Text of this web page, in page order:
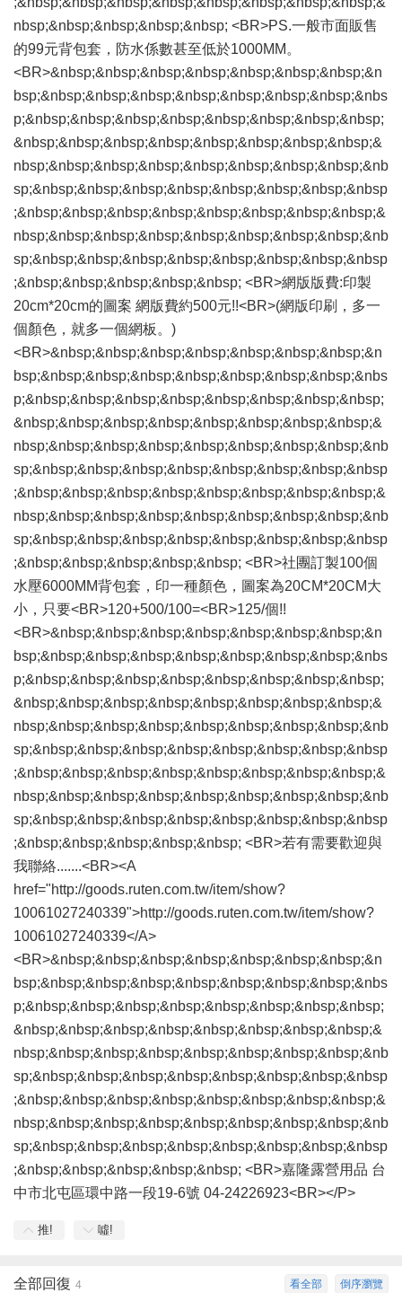
nbsp;&nbsp;&nbsp;&nbsp;&nbsp; <BR>PS.一般市面販售
的99元背包套，防水係數甚至低於1000MM。
<BR>&nbsp;&nbsp;&nbsp;&nbsp;&nbsp;&nbsp;&nbsp;&n
bsp;&nbsp;&nbsp;&nbsp;&nbsp;&nbsp;&nbsp;&nbsp;&nbs
p;&nbsp;&nbsp;&nbsp;&nbsp;&nbsp;&nbsp;&nbsp;&nbsp;
&nbsp;&nbsp;&nbsp;&nbsp;&nbsp;&nbsp;&nbsp;&nbsp;&
nbsp;&nbsp;&nbsp;&nbsp;&nbsp;&nbsp;&nbsp;&nbsp;&nb
sp;&nbsp;&nbsp;&nbsp;&nbsp;&nbsp;&nbsp;&nbsp;&nbsp
;&nbsp;&nbsp;&nbsp;&nbsp;&nbsp;&nbsp;&nbsp;&nbsp;&
nbsp;&nbsp;&nbsp;&nbsp;&nbsp;&nbsp;&nbsp;&nbsp;&nb
sp;&nbsp;&nbsp;&nbsp;&nbsp;&nbsp;&nbsp;&nbsp;&nbsp
;&nbsp;&nbsp;&nbsp;&nbsp;&nbsp; <BR>網版版費:印製
20cm*20cm的圖案 網版費約500元!!<BR>(網版印刷，多一
個顏色，就多一個網板。)
<BR>&nbsp;&nbsp;&nbsp;&nbsp;&nbsp;&nbsp;&nbsp;&n
bsp;&nbsp;&nbsp;&nbsp;&nbsp;&nbsp;&nbsp;&nbsp;&nbs
p;&nbsp;&nbsp;&nbsp;&nbsp;&nbsp;&nbsp;&nbsp;&nbsp;
&nbsp;&nbsp;&nbsp;&nbsp;&nbsp;&nbsp;&nbsp;&nbsp;&
nbsp;&nbsp;&nbsp;&nbsp;&nbsp;&nbsp;&nbsp;&nbsp;&nb
sp;&nbsp;&nbsp;&nbsp;&nbsp;&nbsp;&nbsp;&nbsp;&nbsp
;&nbsp;&nbsp;&nbsp;&nbsp;&nbsp;&nbsp;&nbsp;&nbsp;&
nbsp;&nbsp;&nbsp;&nbsp;&nbsp;&nbsp;&nbsp;&nbsp;&nb
sp;&nbsp;&nbsp;&nbsp;&nbsp;&nbsp;&nbsp;&nbsp;&nbsp
;&nbsp;&nbsp;&nbsp;&nbsp;&nbsp; <BR>社團訂製100個
水壓6000MM背包套，印一種顏色，圖案為20CM*20CM大
小，只要<BR>120+500/100=<BR>125/個!!
<BR>&nbsp;&nbsp;&nbsp;&nbsp;&nbsp;&nbsp;&nbsp;&n
bsp;&nbsp;&nbsp;&nbsp;&nbsp;&nbsp;&nbsp;&nbsp;&nbs
p;&nbsp;&nbsp;&nbsp;&nbsp;&nbsp;&nbsp;&nbsp;&nbsp;
&nbsp;&nbsp;&nbsp;&nbsp;&nbsp;&nbsp;&nbsp;&nbsp;&
nbsp;&nbsp;&nbsp;&nbsp;&nbsp;&nbsp;&nbsp;&nbsp;&nb
sp;&nbsp;&nbsp;&nbsp;&nbsp;&nbsp;&nbsp;&nbsp;&nbsp
;&nbsp;&nbsp;&nbsp;&nbsp;&nbsp;&nbsp;&nbsp;&nbsp;&
nbsp;&nbsp;&nbsp;&nbsp;&nbsp;&nbsp;&nbsp;&nbsp;&nb
sp;&nbsp;&nbsp;&nbsp;&nbsp;&nbsp;&nbsp;&nbsp;&nbsp
;&nbsp;&nbsp;&nbsp;&nbsp;&nbsp; <BR>若有需要歡迎與
我聯絡.......<BR><A
href="http://goods.ruten.com.tw/item/show?
10061027240339">http://goods.ruten.com.tw/item/show?
10061027240339</A>
<BR>&nbsp;&nbsp;&nbsp;&nbsp;&nbsp;&nbsp;&nbsp;&n
bsp;&nbsp;&nbsp;&nbsp;&nbsp;&nbsp;&nbsp;&nbsp;&nbs
p;&nbsp;&nbsp;&nbsp;&nbsp;&nbsp;&nbsp;&nbsp;&nbsp;
&nbsp;&nbsp;&nbsp;&nbsp;&nbsp;&nbsp;&nbsp;&nbsp;&
nbsp;&nbsp;&nbsp;&nbsp;&nbsp;&nbsp;&nbsp;&nbsp;&nb
sp;&nbsp;&nbsp;&nbsp;&nbsp;&nbsp;&nbsp;&nbsp;&nbsp
;&nbsp;&nbsp;&nbsp;&nbsp;&nbsp;&nbsp;&nbsp;&nbsp;&
nbsp;&nbsp;&nbsp;&nbsp;&nbsp;&nbsp;&nbsp;&nbsp;&nb
sp;&nbsp;&nbsp;&nbsp;&nbsp;&nbsp;&nbsp;&nbsp;&nbsp
;&nbsp;&nbsp;&nbsp;&nbsp;&nbsp; <BR>嘉隆露營用品 台
中市北屯區環中路一段19-6號 04-24226923<BR></P>
推! 噓!
倒序瀏覽
看全部
全部回復 4